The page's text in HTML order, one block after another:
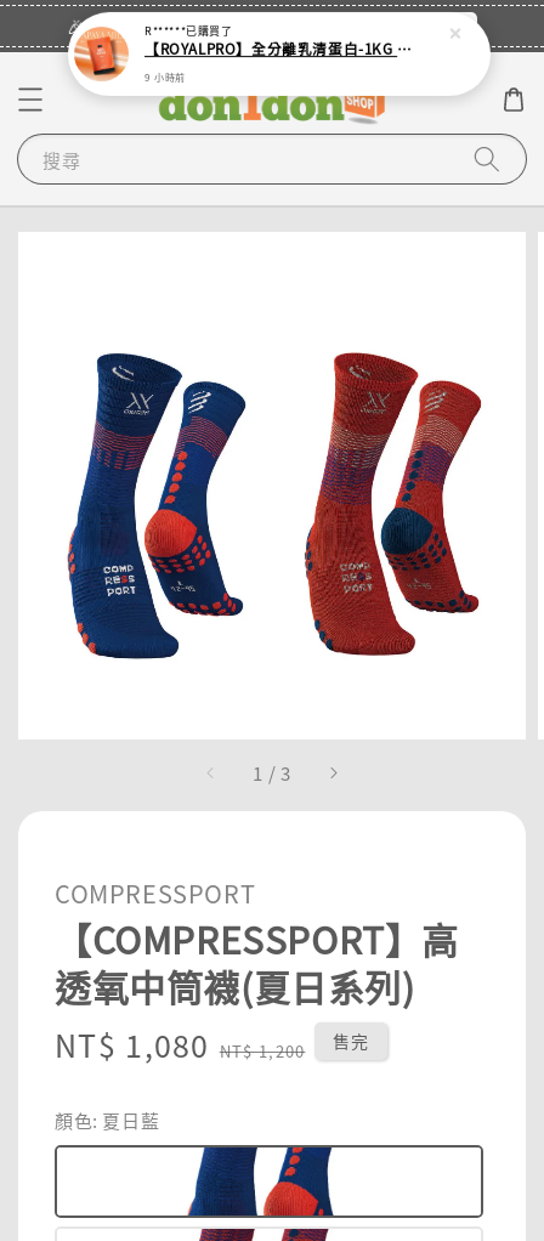
🎉登入會員・領取您的專屬折扣券！ 立即登入
搜尋
1 /3
COMPRESSPORT
【COMPRESSPORT】高
透氧中筒襪(夏日系列)
Sale
NT$ 1,080 Regular
NT$ 1,200 售完
顏色: 夏日藍
R******已購買了
【ROYALPRO】全分離乳清蛋白-1KG -多口味任選｜可加購湯匙
9 小時前